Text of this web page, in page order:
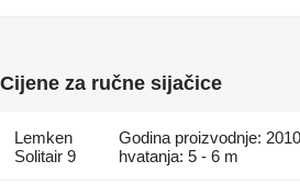
Cijene za ručne sijačice
Lemken
Solitair 9
Godina proizvodnje:
hvatanja: 5 - 6 m